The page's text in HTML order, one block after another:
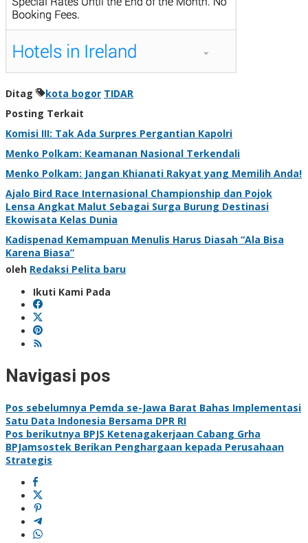
Ditag kota bogor TIDAR
Posting Terkait
Komisi III: Tak Ada Surpres Pergantian Kapolri
Menko Polkam: Keamanan Nasional Terkendali
Menko Polkam: Jangan Khianati Rakyat yang Memilih Anda!
Ajalo Bird Race Internasional Championship dan Pojok
Lensa Angkat Malut Sebagai Surga Burung Destinasi
Ekowisata Kelas Dunia
Kadispenad Kemampuan Menulis Harus Diasah “Ala Bisa
Karena Biasa”
oleh Redaksi Pelita baru
Ikuti Kami Pada
Navigasi pos
Pos sebelumnya Pemda se-Jawa Barat Bahas Implementasi
Satu Data Indonesia Bersama DPR RI
Pos berikutnya BPJS Ketenagakerjaan Cabang Grha
BPJamsostek Berikan Penghargaan kepada Perusahaan
Strategis